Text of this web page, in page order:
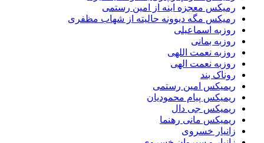
رمیکس معجزه اینه از امین رستمی
رمیکس مگه دیوونه حالیته از شهاب مظفری
روزبه اسماعیلی
روزبه بمانی
روزبه نعمت اللهی
روزبه نعمت الهی
روناک بند
ریمیکس امین رستمی
ریمیکس پیام محمودیان
ریمیکس جی دال
ریمیکس مانی رهنما
زانیار خسروی